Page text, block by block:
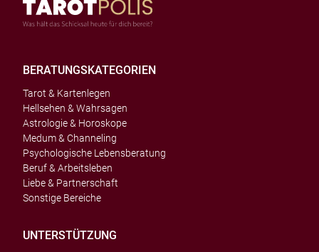
BERATUNGSKATEGORIEN
Tarot & Kartenlegen
Hellsehen & Wahrsagen
Astrologie & Horoskope
Medum & Channeling
Psychologische Lebensberatung
Beruf & Arbeitsleben
Liebe & Partnerschaft
Sonstige Bereiche
UNTERSTÜTZUNG